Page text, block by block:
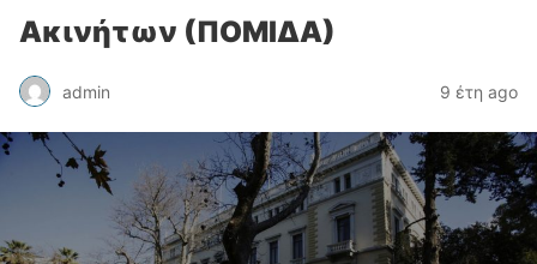
Ακινήτων (ΠΟΜΙΔΑ)
admin 9 έτη ago